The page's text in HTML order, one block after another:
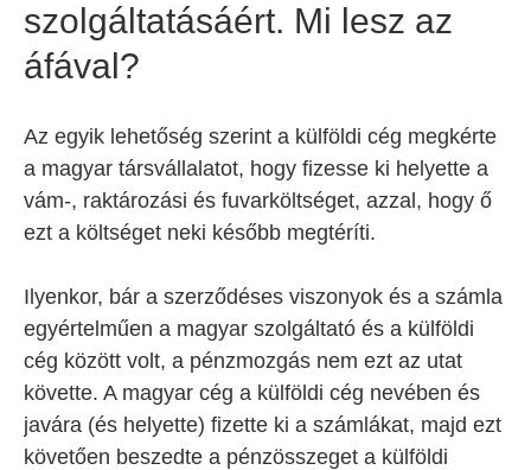
szolgáltatásáért. Mi lesz az
áfával?
Az egyik lehetőség szerint a külföldi cég megkérte
a magyar társvállalatot, hogy fizesse ki helyette a
vám-, raktározási és fuvarköltséget, azzal, hogy ő
ezt a költséget neki később megtéríti.
Ilyenkor, bár a szerződéses viszonyok és a számla
egyértelműen a magyar szolgáltató és a külföldi
cég között volt, a pénzmozgás nem ezt az utat
követte. A magyar cég a külföldi cég nevében és
javára (és helyette) fizette ki a számlákat, majd ezt
követően beszedte a pénzösszeget a külföldi